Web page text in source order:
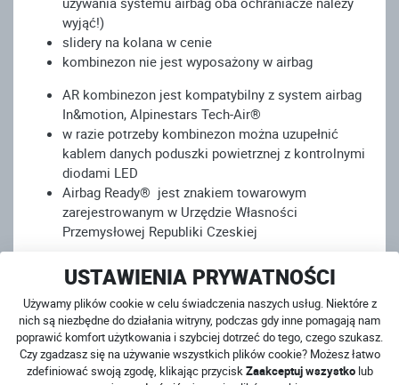
USTAWIENIA PRYWATNOŚCI
Używamy plików cookie w celu świadczenia naszych usług. Niektóre z
nich są niezbędne do działania witryny, podczas gdy inne pomagają nam
poprawić komfort użytkowania i szybciej dotrzeć do tego, czego szukasz.
Czy zgadzasz się na używanie wszystkich plików cookie? Możesz łatwo
zdefiniować swoją zgodę, klikając przyciskZaakceptuj wszystkolub
wyjąć!)
slidery na kolana w cenie
kombinezon nie jest wyposażony w airbag
AR kombinezon jest kompatybilny z system airbag
In&motion, Alpinestars Tech-Air®
w razie potrzeby kombinezon można uzupełnić
kablem danych poduszki powietrznej z kontrolnymi
diodami LED
Airbag Ready® jest znakiem towarowym
zarejestrowanym w Urzędzie Własności
Przemysłowej Republiki Czeskiej
Co ma 4SR, czego nie mają inni?
Kurtka z kombinezonu może być przypięta do
kevlarowych jeansów
Dwuczęściowe kombinezony są perforowane po
bokach